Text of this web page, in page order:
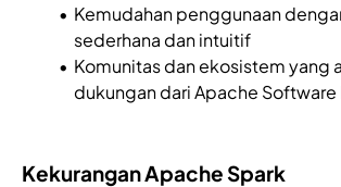
Kemudahan penggunaan
sederhana dan intuitif
Komunitas dan ekosistem yang
dukungan dari Apache
Kekurangan Apache Spark